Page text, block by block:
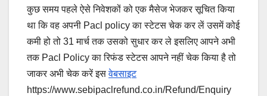
कुछ समय पहले ऐसे निवेशकों को एक मैसेज भेजकर सूचित किया
था कि वह अपनी Pacl policy का स्टेटस चेक कर लें उसमें कोई
कमी हो तो 31 मार्च तक उसको सुधार कर ले इसलिए आपने अभी
तक Pacl Policy का रिफंड स्टेटस आपने नहीं चेक किया है तो
जाकर अभी चेक करें इसवेबसाइट
https://www.sebipaclrefund.co.in/Refund/Enquiry